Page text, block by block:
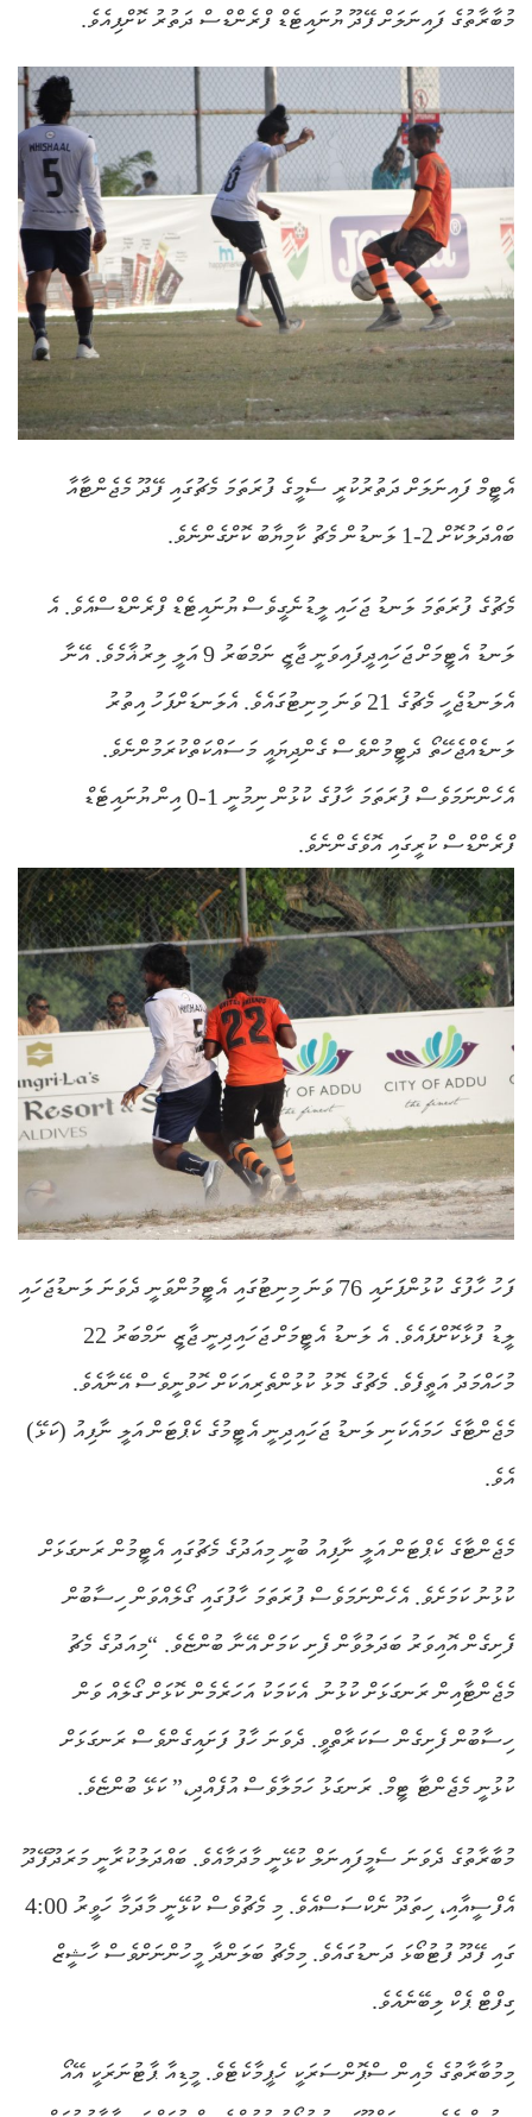
މުބާރާތުގެ ފައިނަލަށް ފޭދޫ ޔުނައިޓެޑް ފްރެންޑްސް ދަތުރު ކޮށްފިއެވެ.
އެޓީމް ފައިނަލަށް ދަތުރުކުރީ ސެމީގެ ފުރަތަމަ މެޗުގައި ފޭދޫ މެޖެންޓާއާ
ބައްދަލުކޮށް 2-1 ލަނޑުން މެޗު ކާމިޔާބު ކޮށްގެންނެވެ.
މެޗުގެ ފުރަތަމަ ލަނޑު ޖަހައި ލީޑުނެގީވެސް ޔުނައިޓެޑް ފްރެންޑްސްއެވެ. އެ
ލަނޑު އެޓީމަށް ޖަހައިދީފައިވަނީ ޖާޒީ ނަމްބަރު 9 އަލީ ލިރުޣާމެވެ. އޭނާ
އެލަނޑުޖެހީ މެޗުގެ 21 ވަނަ މިނިޓުގައެވެ. އެލަނޑަށްފަހު އިތުރު
ލަނޑެއްޖެހޭތޯ ދެޓީމުންވެސް ގެންދިޔައީ މަސައްކަތްކުރަމުންނެވެ.
އެހެންނަމަވެސް ފުރަތަމަ ހާފުގެ ކުޅުން ނިމުނީ 1-0 އިން ޔުނައިޓެޑް
ފްރެންޑްސް ކުރީގައި އޮވެގެންނެވެ.
ފަހު ހާފުގެ ކުޅުންފަށައި 76 ވަނަ މިނިޓުގައި އެޓީމުންވަނީ ދެވަނަ ލަނޑުޖަހައި
ލީޑު ފުޅާކޮށްފައެވެ. އެ ލަނޑު އެޓީމަށް ޖަހައިދިނީ ޖާޒީ ނަމްބަރު 22
މުހައްމަދު އަތީފެވެ. މެޗުގެ މޮޅު ކުޅުންތެރިއަކަށް ހޮވުނީވެސް އޭނާއެވެ.
މެޖެންޓާގެ ހަމައެކަނި ލަނޑު ޖަހައިދިނީ އެޓީމުގެ ކެޕްޓަން އަލީ ނާފިއު (ކަޅޭ)
އެވެ.
މެޖެންޓާގެ ކެޕްޓަން އަލީ ނާފިއު ބުނީ މިއަދުގެ މެޗުގައި އެޓީމުން ރަނގަޅަށް
ކުޅުނު ކަމަށެވެ. އެހެންނަމަވެސް ފުރަތަމަ ހާފުގައި ގޯލެއްވަން ހިސާބުން
ފެށިގެން އޮއިވަރު ބަދަލުވާން ފެށި ކަމަށް އޭނާ ބުންޏެވެ. “މިއަދުގެ މެޗު
މެޖެންޓާއިން ރަނގަޅަށް ކުޅުނު. އެކަމަކު އަހަރެމެން ކޮޅަށް ގޯލެއް ވަން
ހިސާބުން ފެށިގެން ސަކަރާތްވީ. ދެވަނަ ހާފު ފަށައިގެންވެސް ރަނގަޅަށް
ކުޅުނީ މެޖެންޓާ ޓީމް. ރަނގަޅު ހަމަލާވެސް އުފެއްދި،” ކަޅޭ ބުންޏެވެ.
މުބާރާތުގެ ދެވަނަ ސެމީފައިނަލް ކުޅޭނީ މާދަމާއެވެ. ބައްދަލުކުރާނީ މަރަދޫފޭދޫ
އެފްސީއާއި، ހިތަދޫ ނެކްސަސްއެވެ. މި މެޗުވެސް ކުޅޭނީ މާދަމާ ހަވީރު 4:00
ގައި ފޭދޫ ފުޓުބޯޅަ ދަނޑުގައެވެ. މިމެޗު ބަލަންދާ މީހުންނަށްވެސް ހާޝީޒް
ގިފްޓް ޕެކް ލިބޭނެއެވެ.
މިމުބާރާތުގެ މެއިން ސްޕޮންސަރަކީ ހެޕީމާކެޓެވެ. މީޑިއާ ޕާޓުނަރަކީ އޭއޯ